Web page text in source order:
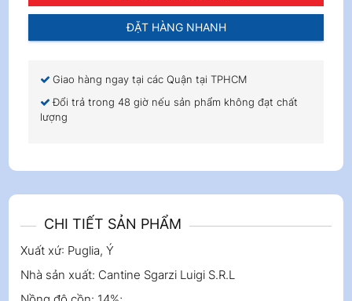
ĐẶT HÀNG NHANH
Giao hàng ngay tại các Quận tại TPHCM
Đổi trả trong 48 giờ nếu sản phẩm không đạt chất
lượng
CHI TIẾT SẢN PHẨM
Xuất xứ: Puglia, Ý
Nhà sản xuất: Cantine Sgarzi Luigi S.R.L